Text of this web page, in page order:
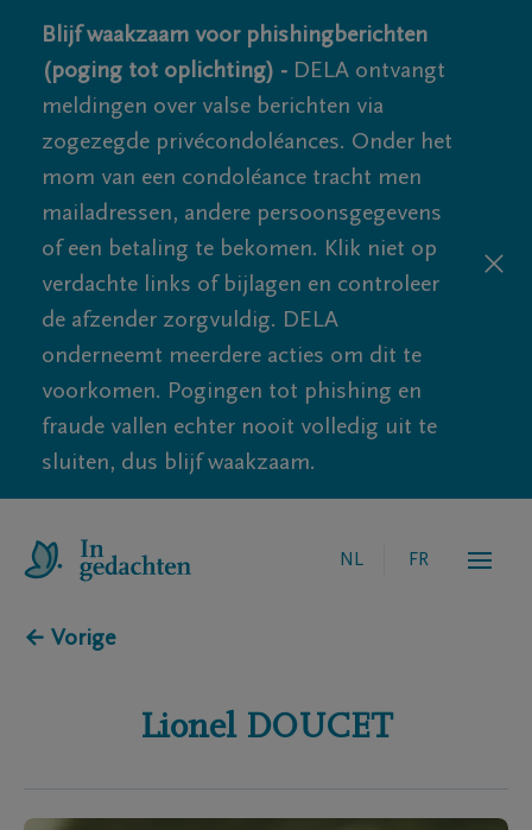
Blijf waakzaam voor phishingberichten
(poging tot oplichting) - DELA ontvangt
meldingen over valse berichten via
zogezegde privécondoléances. Onder het
mom van een condoléance tracht men
mailadressen, andere persoonsgegevens
of een betaling te bekomen. Klik niet op
verdachte links of bijlagen en controleer
de afzender zorgvuldig. DELA
onderneemt meerdere acties om dit te
voorkomen. Pogingen tot phishing en
fraude vallen echter nooit volledig uit te
sluiten, dus blijf waakzaam.
NL FR
← Vorige
Lionel DOUCET